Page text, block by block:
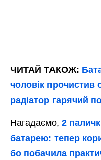
ЧИТАЙ ТАКОЖ:
чоловік прочистив
радіатор гарячий
Нагадаємо, 2
батарею: тепер
бо побачила